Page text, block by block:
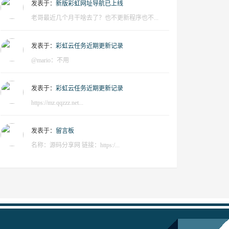
发表于： 新版彩虹网址导航已上线
老哥最近几个月干啥去了？也不更新程序也不...
发表于： 彩虹云任务近期更新记录
@mario：不用
发表于： 彩虹云任务近期更新记录
https://mz.qqzzz.net...
发表于： 留言板
名称：源码分享网 链接：https:/...